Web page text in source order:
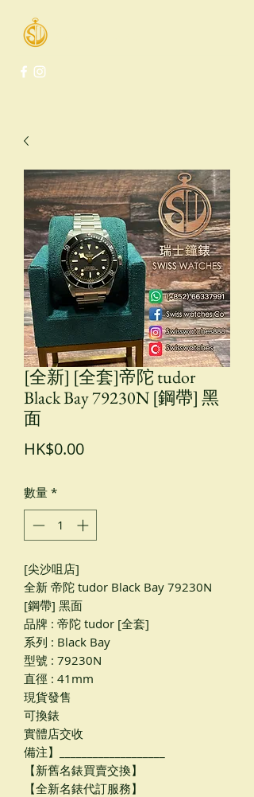
[全新] [全套]帝陀 tudor
Black Bay 79230N [鋼帶] 黑
面
HK$0.00價
數量 *
[尖沙咀店]
全新 帝陀 tudor Black Bay 79230N
[鋼帶] 黑面
品牌 : 帝陀 tudor [全套]
系列 : Black Bay
型號 : 79230N
直徑 : 41mm
現貨發售
可換錶
實體店交收
備注】___________________
【新舊名錶買賣交換】
【全新名錶代訂服務】